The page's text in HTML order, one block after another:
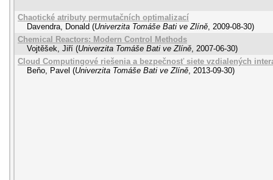
Chaotické atributy permutačních optimalizací
Davendra, Donald (Univerzita Tomáše Bati ve Zlíně, 2009-08-30)
Chemical Reactors: Modern Control Methods
Vojtěšek, Jiří (Univerzita Tomáše Bati ve Zlíně, 2007-06-30)
Cloud Computingové riešenia a bezpečnosť siete vzdialených
Beňo, Pavel (Univerzita Tomáše Bati ve Zlíně, 2013-09-30)